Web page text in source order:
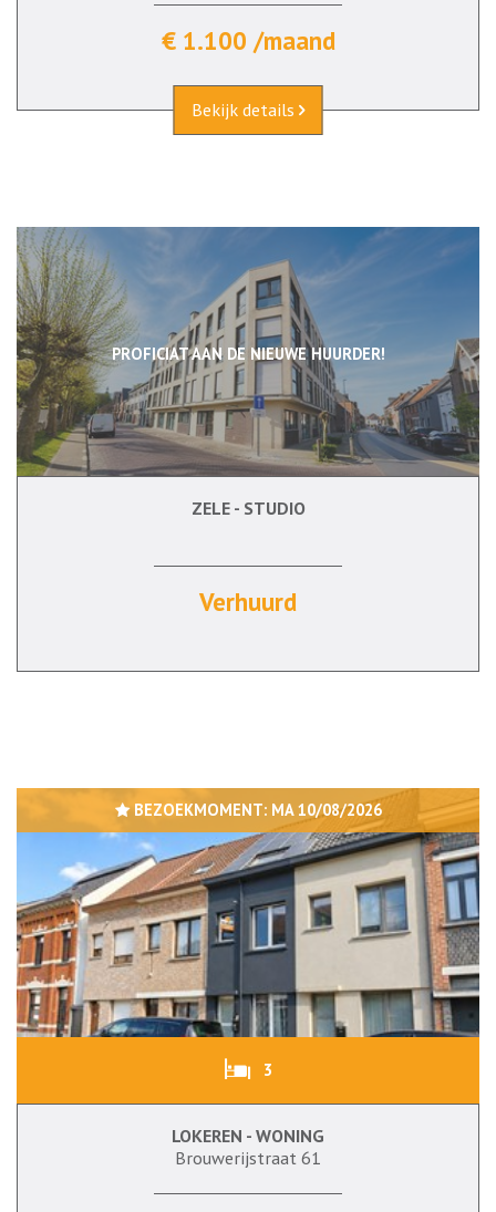
€ 1.100 /maand
Bekijk details
PROFICIAT AAN DE NIEUWE HUURDER!
47 m²
ZELE - STUDIO
Verhuurd
BEZOEKMOMENT:MA 10/08/2026
3
LOKEREN - WONING
Brouwerijstraat 61